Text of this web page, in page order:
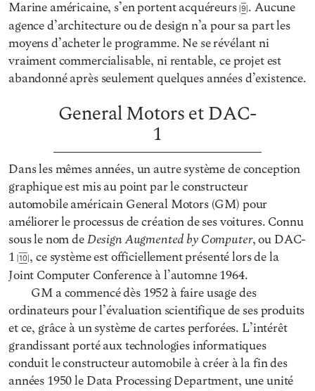
Marine américaine, s’en portent acquéreurs 9 . Aucune
agence d’architecture ou de design n’a pour sa part les
moyens d’acheter le programme. Ne se révélant ni
vraiment commercialisable, ni rentable, ce projet est
abandonné après seulement quelques années d’existence.
General Motors et DAC-
1
Dans les mêmes années, un autre système de conception
graphique est mis au point par le constructeur
automobile américain General Motors (GM) pour
améliorer le processus de création de ses voitures. Connu
sous le nom de Design Augmented by Computer, ou DAC-
1
10 , ce système est officiellement présenté lors de la
Joint Computer Conference à l’automne 1964.
GM a commencé dès 1952 à faire usage des
ordinateurs pour l’évaluation scientifique de ses produits
et ce, grâce à un système de cartes perforées. L’intérêt
grandissant porté aux technologies informatiques
conduit le constructeur automobile à créer à la fin des
années 1950 le Data Processing Department, une unité